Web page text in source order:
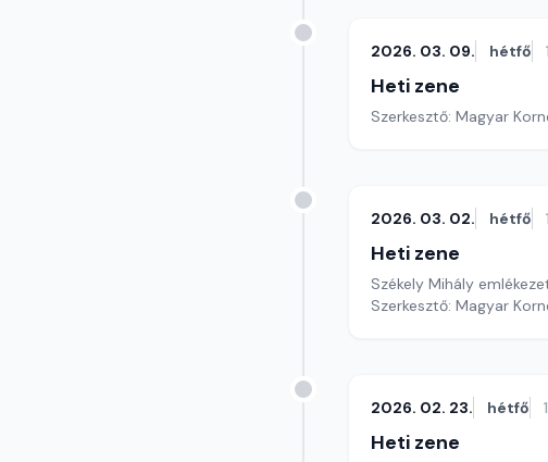
2026. 03. 09. hétfő
Heti zene
Szerkesztő: Magyar
2026. 03. 02. hétfő
Heti zene
Székely Mihály
Szerkesztő: Magyar
2026. 02. 23. hétfő
Heti zene